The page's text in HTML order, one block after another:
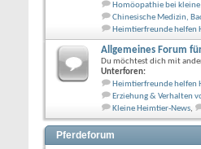
Homöopathie bei kleine
Chinesische Medizin,
Heimtierfreunde helfen
Allgemeines Forum
Du möchtest dich mit
Unterforen:
Heimtierfreunde helfen
Erziehung & Verhalten
Kleine Heimtier-News,
Pferdeforum